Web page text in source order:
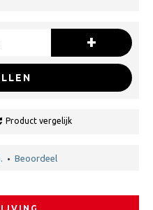
+
Product vergelijk
• Beoordeel